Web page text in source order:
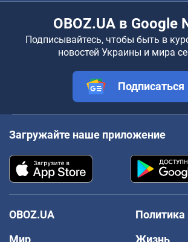
OBOZ.UA в Google
Подписывайтесь, чтобы быть в
новостей Украины и мира
Подписаться
Загружайте наше приложение
OBOZ.UA
Политика